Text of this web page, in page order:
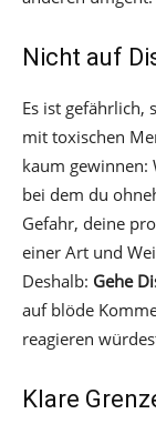
Nicht auf
Es ist gefährlich,
mit toxischen
kaum gewinnen:
bei dem du
Gefahr, deine
einer Art und
Deshalb: Gehe
auf blöde
reagieren
Klare